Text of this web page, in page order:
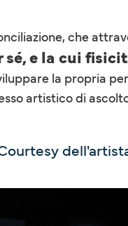
che
e la cui
la propria
artistico di